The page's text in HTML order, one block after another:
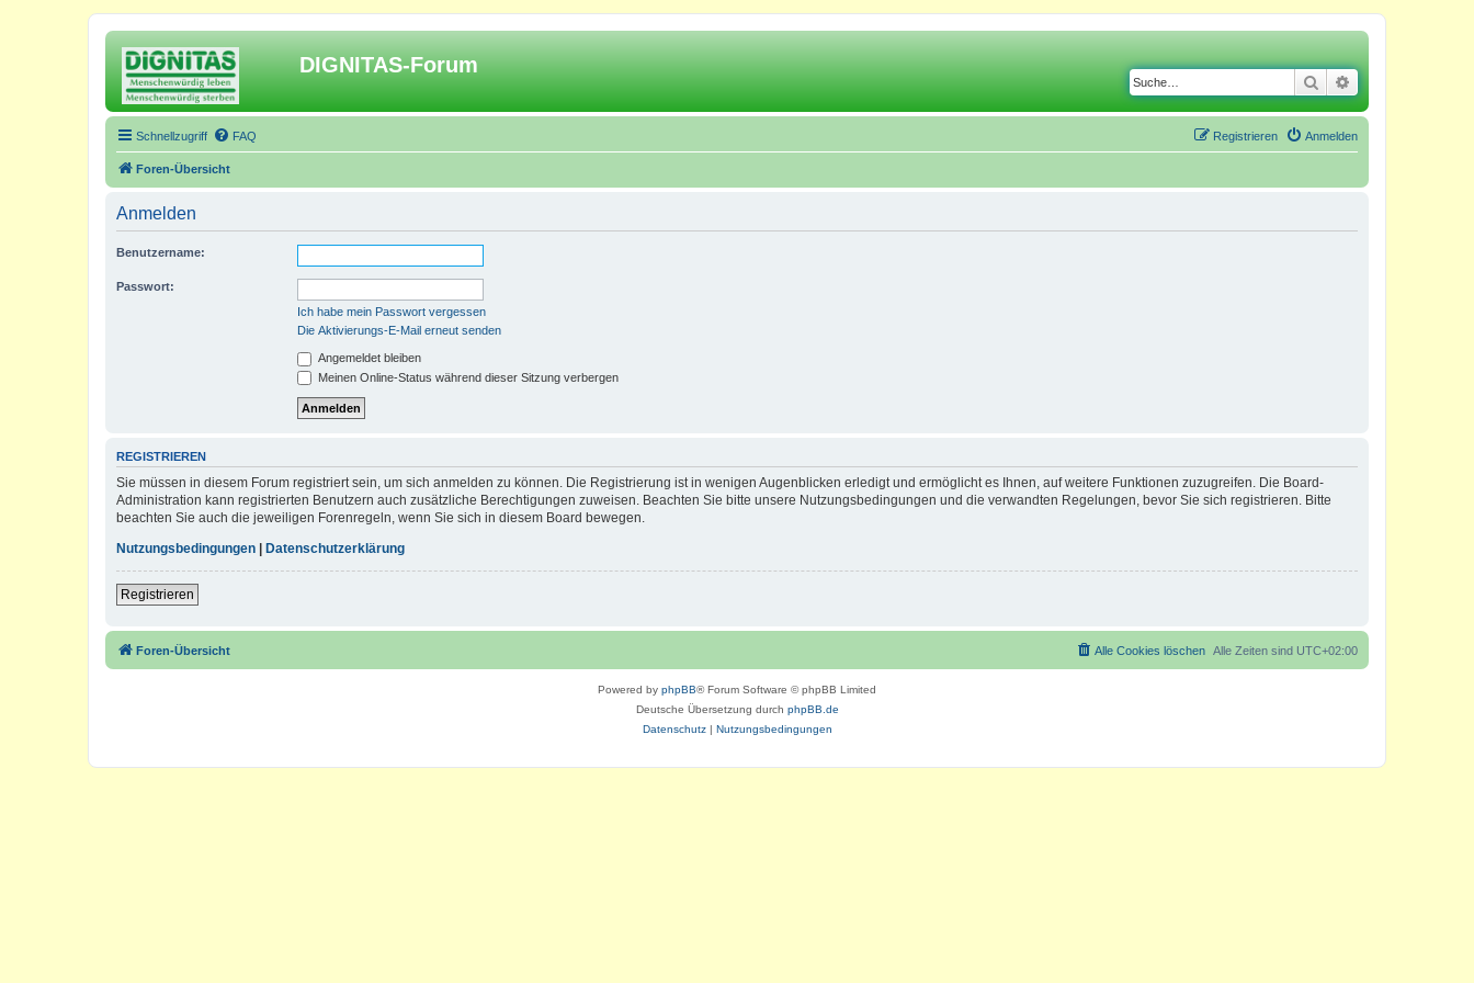
DIGNITAS-Forum
Suche
Schnellzugriff FAQ Anmelden
Registrieren
Foren-Übersicht
Anmelden
Benutzername:
Passwort:
Ich habe mein Passwort vergessen
Die Aktivierungs-E-Mail erneut senden
Angemeldet bleiben
Meinen Online-Status während dieser Sitzung verbergen
REGISTRIEREN
Sie müssen in diesem Forum registriert sein, um sich anmelden zu können. Die Registrierung ist in wenigen Augenblicken erledigt und ermöglicht es Ihnen, auf weitere Funktionen zuzugreifen. Die Board-
Administration kann registrierten Benutzern auch zusätzliche Berechtigungen zuweisen. Beachten Sie bitte unsere Nutzungsbedingungen und die verwandten Regelungen, bevor Sie sich registrieren. Bitte
beachten Sie auch die jeweiligen Forenregeln, wenn Sie sich in diesem Board bewegen.
Nutzungsbedingungen | Datenschutzerklärung
Registrieren
Foren-Übersicht Alle Zeiten sind UTC+02:00
Alle Cookies löschen
Powered by phpBB® Forum Software © phpBB Limited
Deutsche Übersetzung durch phpBB.de
Datenschutz| Nutzungsbedingungen